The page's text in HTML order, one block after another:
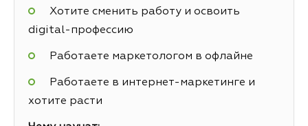
Хотите сменить работу и освоить
digital-профессию
Работаете маркетологом в офлайне
Работаете в интернет-маркетинге и
хотите расти